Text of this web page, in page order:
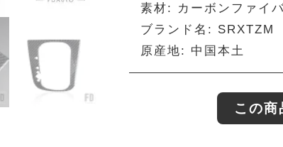
素材: カーボンファイ
ブランド名: SRXTZM
原産地: 中国本土
この商